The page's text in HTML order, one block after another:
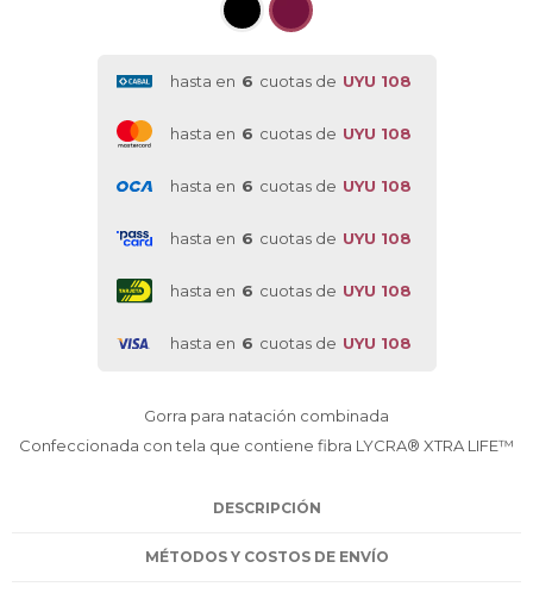
hasta en 6 cuotas de UYU 108
hasta en 6 cuotas de UYU 108
hasta en 6 cuotas de UYU 108
hasta en 6 cuotas de UYU 108
hasta en 6 cuotas de UYU 108
hasta en 6 cuotas de UYU 108
Gorra para natación combinada
Confeccionada con tela que contiene fibra LYCRA® XTRA LIFE™
DESCRIPCIÓN
MÉTODOS Y COSTOS DE ENVÍO